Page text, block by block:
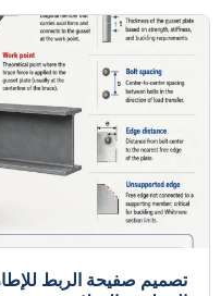
تصميم صفيحة الربط